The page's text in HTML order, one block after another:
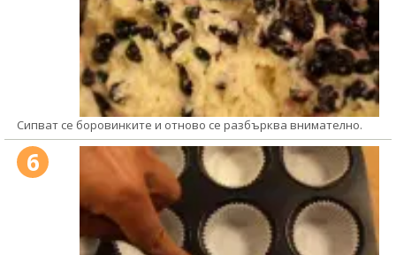
Сипват се боровинките и отново се разбърква внимателно.
6